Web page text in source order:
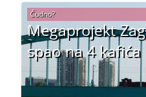
Megaprojekt
spao na 4 kafića
Čudno?